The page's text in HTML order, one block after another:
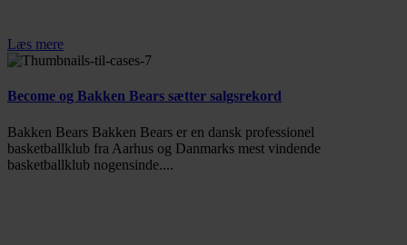
Læs mere
Become og Bakken Bears sætter salgsrekord
Bakken Bears Bakken Bears er en dansk professionel
basketballklub fra Aarhus og Danmarks mest vindende
basketballklub nogensinde....